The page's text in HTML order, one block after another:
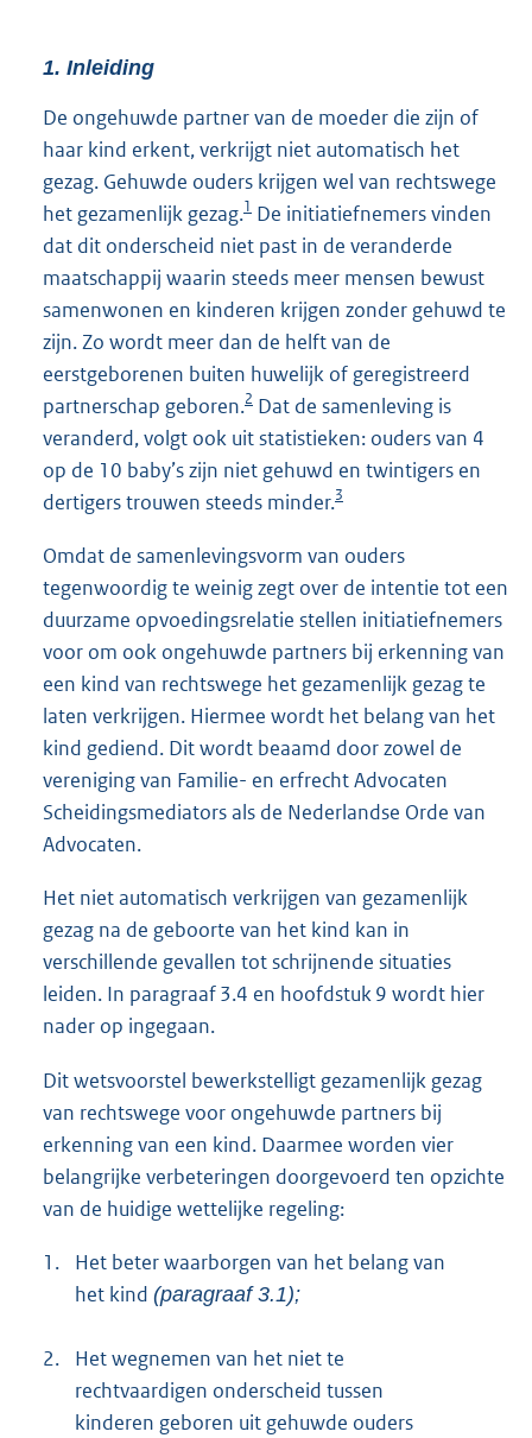
1. Inleiding
De ongehuwde partner van de moeder die zijn of
haar kind erkent, verkrijgt niet automatisch het
gezag. Gehuwde ouders krijgen wel van rechtswege
het gezamenlijk gezag.1 De initiatiefnemers vinden
dat dit onderscheid niet past in de veranderde
maatschappij waarin steeds meer mensen bewust
samenwonen en kinderen krijgen zonder gehuwd te
zijn. Zo wordt meer dan de helft van de
eerstgeborenen buiten huwelijk of geregistreerd
partnerschap geboren.2 Dat de samenleving is
veranderd, volgt ook uit statistieken: ouders van 4
op de 10 baby’s zijn niet gehuwd en twintigers en
dertigers trouwen steeds minder.3
Omdat de samenlevingsvorm van ouders
tegenwoordig te weinig zegt over de intentie tot een
duurzame opvoedingsrelatie stellen initiatiefnemers
voor om ook ongehuwde partners bij erkenning van
een kind van rechtswege het gezamenlijk gezag te
laten verkrijgen. Hiermee wordt het belang van het
kind gediend. Dit wordt beaamd door zowel de
vereniging van Familie- en erfrecht Advocaten
Scheidingsmediators als de Nederlandse Orde van
Advocaten.
Het niet automatisch verkrijgen van gezamenlijk
gezag na de geboorte van het kind kan in
verschillende gevallen tot schrijnende situaties
leiden. In paragraaf 3.4 en hoofdstuk 9 wordt hier
nader op ingegaan.
Dit wetsvoorstel bewerkstelligt gezamenlijk gezag
van rechtswege voor ongehuwde partners bij
erkenning van een kind. Daarmee worden vier
belangrijke verbeteringen doorgevoerd ten opzichte
van de huidige wettelijke regeling:
1.
Het beter waarborgen van het belang van
het kind (paragraaf 3.1);
2.
Het wegnemen van het niet te
rechtvaardigen onderscheid tussen
kinderen geboren uit gehuwde ouders